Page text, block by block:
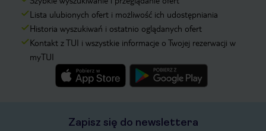
Lista ulubionych ofert i możliwość ich udostępniania
Historia wyszukiwań i ostatnio oglądanych ofert
Kontakt z TUI i wszystkie informacje o Twojej rezerwacji w
myTUI
Zapisz się do newslettera